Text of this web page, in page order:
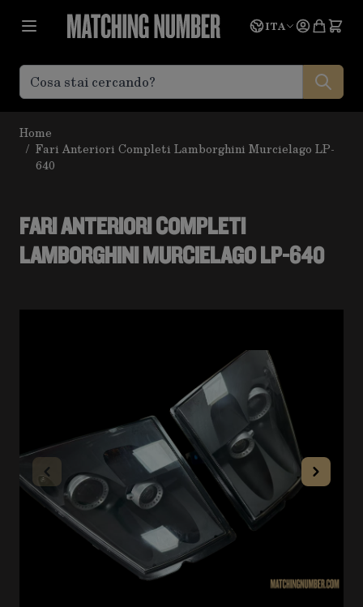
Lingua
ITA
Home
/ Fari Anteriori Completi Lamborghini Murcielago LP-
640
FARI ANTERIORI COMPLETI
LAMBORGHINI MURCIELAGO LP-640